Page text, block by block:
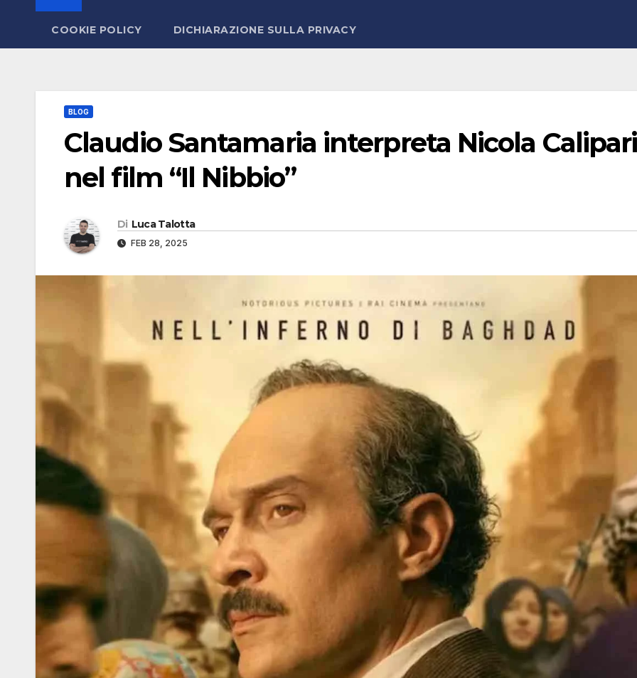
COOKIE POLICY DICHIARAZIONE SULLA PRIVACY
BLOG
Claudio Santamaria interpreta Nicola Calipari
nel film “Il Nibbio”
Di Luca Talotta
FEB 28, 2025